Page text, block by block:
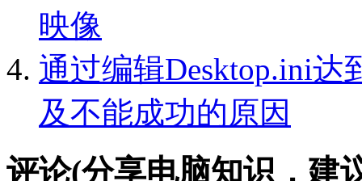
映像
通过编辑Desktop.ini
及不能成功的原因
评论(分享电脑知识，建